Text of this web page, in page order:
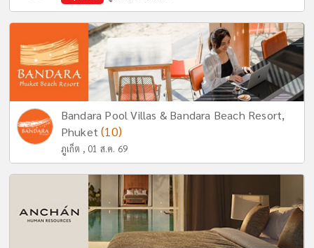
Bandara Pool Villas & Bandara Beach Resort,
Phuket(10)
ภูเก็ต , 01 ส.ค. 69